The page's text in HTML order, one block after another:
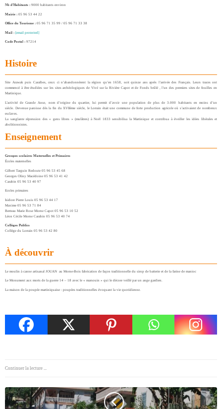
Nb d’Habitants : 9000 habitants environ
Mairie : 05 96 53 44 22
Office du Tourisme : 05 96 71 35 99 / 05 96 71 33 38
Mail : [email protected]
Code Postal : 97214
Histoire
Site Arawak puis Caraïbes, ceux ci n’abandonnèrent la région qu’en 1658, soit quinze ans après l’arrivée des Français. Leurs traces ont
commencé à être étudiées sur les sites archéologiques de Vivé sur la Rivière Capot et de Fonds brûlé , l’un des premiers sites de fouilles en
Martinique.
L’activité de Grande Anse, nom d’origine du quartier, lui permit d’avoir une population de plus de 3.000 habitants en moins d’un
siècle. Devenue paroisse dès la fin du XVIIème siècle, le Lorrain était une commune de forte production agricole où s’activaient de nombreux
esclaves.
La sanglante répression des « gens libres » (mulâtres) à Noël 1833 sensibilisa la Martinique et contribua à éveiller les idées libérales et
abolitionnistes.
Enseignement
Groupes scolaires Maternelles et Primaires
Écoles maternelles
Gilbert Targuin Redoute 05 96 53 45 68
Georges Oliny Macédoine 05 96 53 41 42
Carabin 05 96 53 40 97
Ecoles primaires
Isidore Pierre Louis 05 96 53 44 17
Maxime 05 96 53 71 84
Berteau Marie Rose Morne Capot 05 96 53 10 52
Léon Cécile Morne Carabin 05 96 53 40 74
Collèges Publics
Collège du Lorrain 05 96 53 42 80
À découvrir
Le moulin à canne artisanal JOUAN au Morne-Bois fabrication de façon traditionnelle du sirop de batterie et de la farine de manioc
Le Monument aux morts de la guerre 14 – 18 avec le « marsouin » qui le décore veillé par un ange gardien.
La maison de la poupée martiniquaise : poupées traditionnelles évoquant la vie quotidienne.
Continuer la lecture ...